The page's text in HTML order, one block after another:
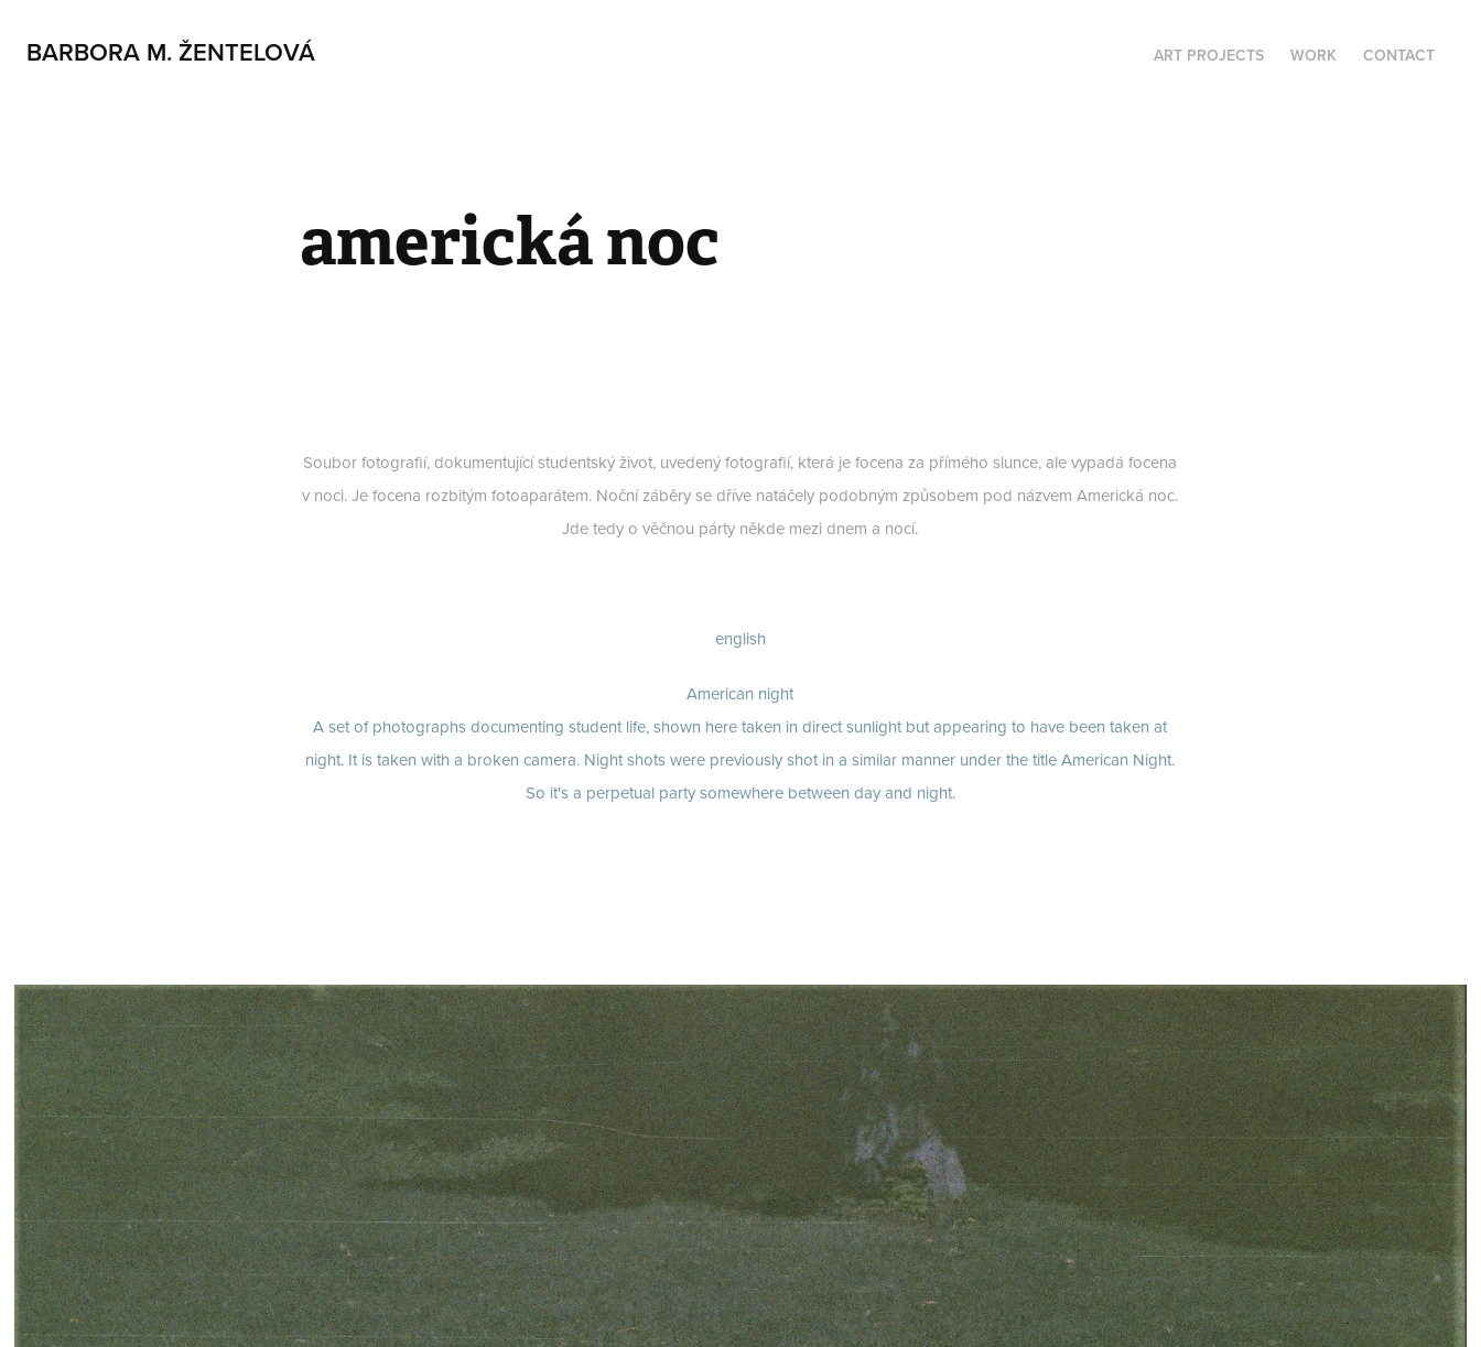
BARBORA M. ŽENTELOVÁ ART PROJECTS WORK CONTACT
americká noc
Soubor fotografií, dokumentující studentský život, uvedený fotografií, která je focena za přímého slunce, ale vypadá focena
v noci. Je focena rozbitým fotoaparátem. Noční záběry se dříve natáčely podobným způsobem pod názvem Americká noc.
Jde tedy o věčnou párty někde mezi dnem a nocí.
english
American night
A set of photographs documenting student life, shown here taken in direct sunlight but appearing to have been taken at
night. It is taken with a broken camera. Night shots were previously shot in a similar manner under the title American Night.
So it's a perpetual party somewhere between day and night.